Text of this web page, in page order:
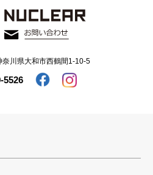
川県大和市西鶴間1-10-5
5526